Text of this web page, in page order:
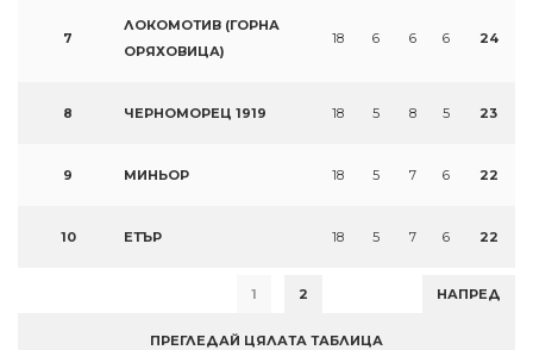
7
ЛОКОМОТИВ (ГОРНА
ОРЯХОВИЦА)
18 6 6 6 24
8 ЧЕРНОМОРЕЦ 1919 18 5 8 5 23
9 МИНЬОР 18 5 7 6 22
10 ЕТЪР 18 5 7 6 22
1 2 НАПРЕД
ПРЕГЛЕДАЙ ЦЯЛАТА ТАБЛИЦА